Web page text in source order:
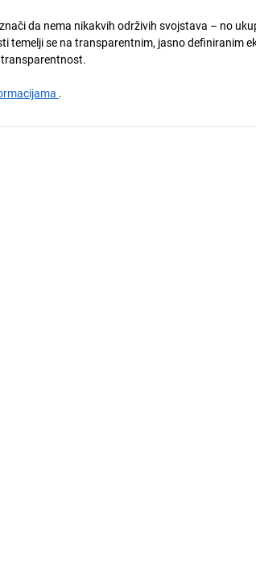
da nema nikakvih održivih svojstava – no
temelji se na transparentnim, jasno definiranim
transparentnost.
.